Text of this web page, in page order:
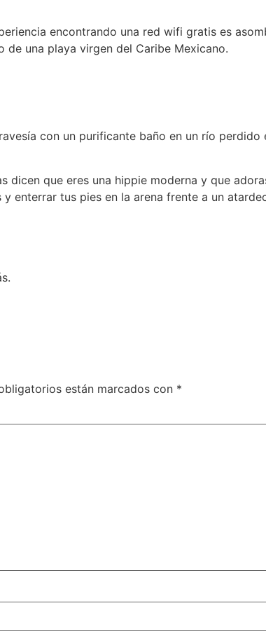
encontrando una red wifi gratis es
de una playa virgen del Caribe Mexicano.
con un purificante baño en un río perdido
dicen que eres una hippie moderna y que
enterrar tus pies en la arena frente a un
están marcados con *